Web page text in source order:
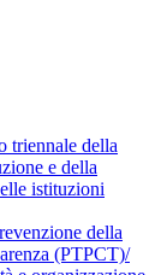
triennale della
e della
istituzioni
della
(PTPCT)/